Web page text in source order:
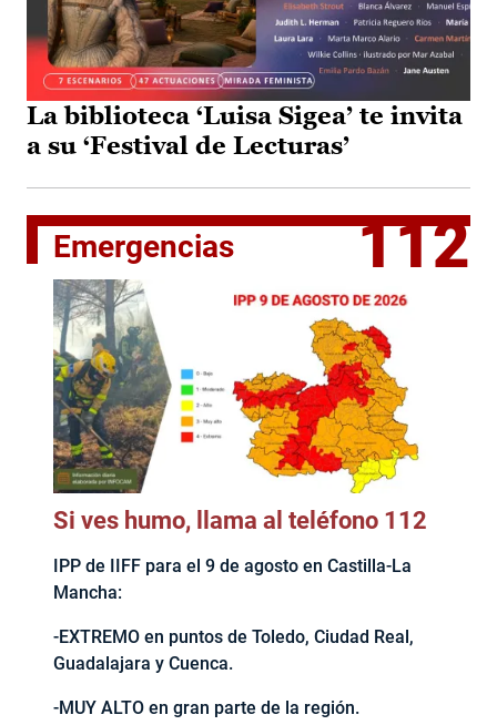
La biblioteca ‘Luisa Sigea’ te invita
a su ‘Festival de Lecturas’
Emergencias 112
Si ves humo, llama al teléfono 112
IPP de IIFF para el 9 de agosto en Castilla-La
Mancha:
-EXTREMO en puntos de Toledo, Ciudad Real,
Guadalajara y Cuenca.
-MUY ALTO en gran parte de la región.